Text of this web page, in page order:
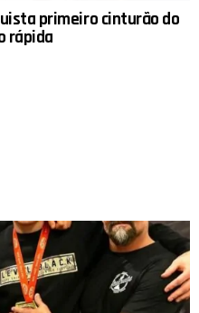
primeiro cinturão do
rápida